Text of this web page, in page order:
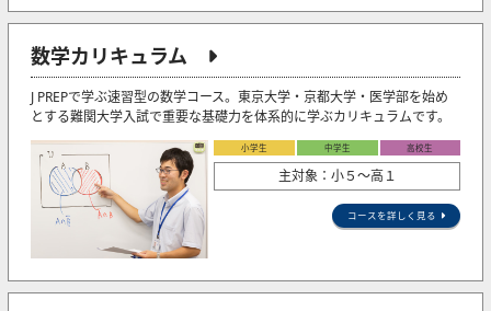
数学カリキュラム
J PREPで学ぶ速習型の数学コース。東京大学・京都大学・医学部を始め
とする難関大学入試で重要な基礎力を体系的に学ぶカリキュラムです。
小学生 中学生 高校生
主対象：小５〜高１
コースを詳しく見る